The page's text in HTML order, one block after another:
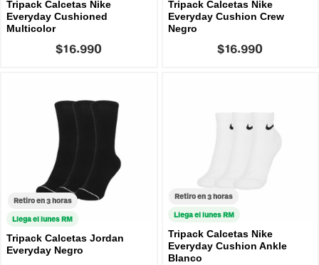
Tripack Calcetas Nike
Everyday Cushioned
Multicolor
$16.990
Tripack Calcetas Nike
Everyday Cushion Crew
Negro
$16.990
Retiro en 3 horas
Llega el lunes RM
Tripack Calcetas Jordan
Everyday Negro
Retiro en 3 horas
Llega el lunes RM
Tripack Calcetas Nike
Everyday Cushion Ankle
Blanco